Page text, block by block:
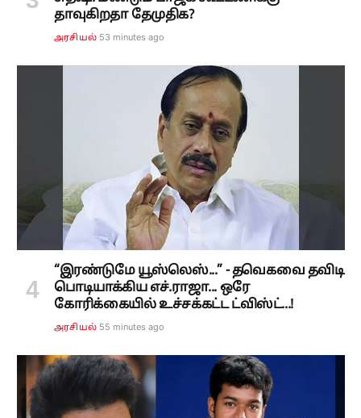
தாவுகிறதா தேமுதிக?
அரசியல் 53 minutes ago
“இரண்டுமே யூஸ்லெஸ்...” - தவெகவை தவிடி
பொடியாக்கிய எச்.ராஜா... ஒரே
கோரிக்கையில் உச்சக்கட்ட ட்விஸ்ட்...!
அரசியல் 55 minutes ago